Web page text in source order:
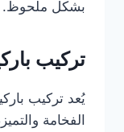
بشكل ملحوظ.
تركيب
يُعد تركيب
الفخامة